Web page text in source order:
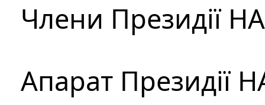
Члени Президії
Апарат Президії